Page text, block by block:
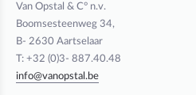
Van Opstal & C° n.v.
Boomsesteenweg 34,
B- 2630 Aartselaar
T: +32 (0)3- 887.40.48
info@vanopstal.be